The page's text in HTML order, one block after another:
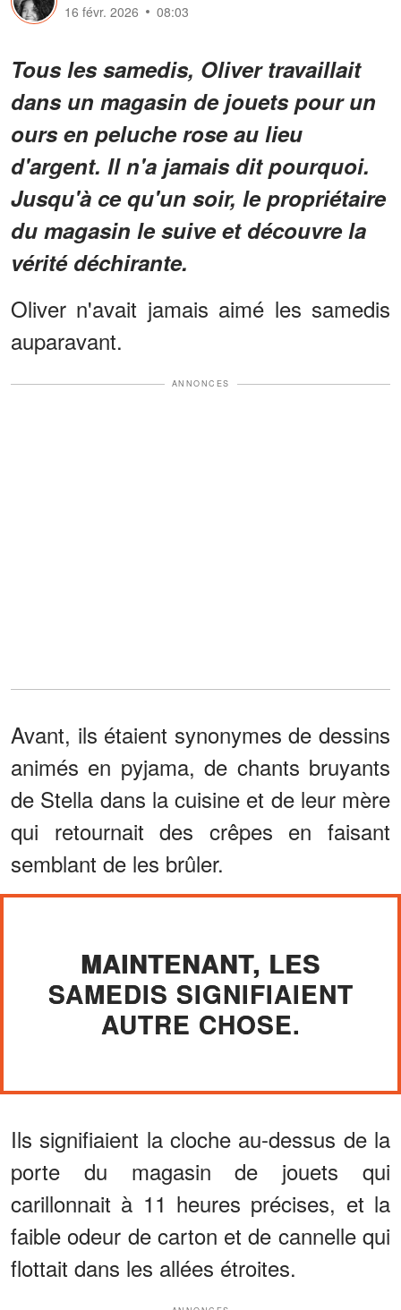
16 févr. 2026
08:03
Tous les samedis, Oliver travaillait
dans un magasin de jouets pour un
ours en peluche rose au lieu
d'argent. Il n'a jamais dit pourquoi.
Jusqu'à ce qu'un soir, le propriétaire
du magasin le suive et découvre la
vérité déchirante.
Oliver n'avait jamais aimé les samedis
auparavant.
ANNONCES
Avant, ils étaient synonymes de dessins
animés en pyjama, de chants bruyants
de Stella dans la cuisine et de leur mère
qui retournait des crêpes en faisant
semblant de les brûler.
MAINTENANT, LES
SAMEDIS SIGNIFIAIENT
AUTRE CHOSE.
Ils signifiaient la cloche au-dessus de la
porte du magasin de jouets qui
carillonnait à 11 heures précises, et la
faible odeur de carton et de cannelle qui
flottait dans les allées étroites.